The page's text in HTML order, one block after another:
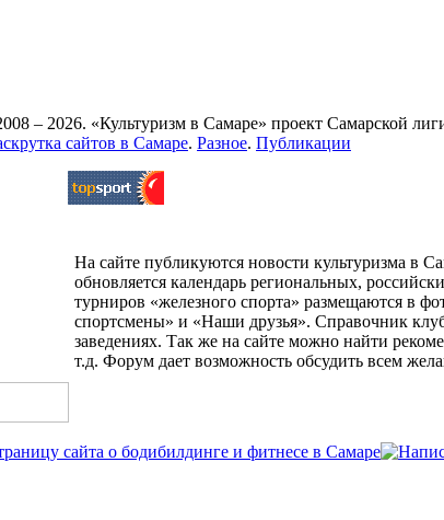
– 2026. «Культуризм в Самаре» проект Самарской
сайтов в Самаре. Разное. Публикации
На сайте публикуются новости культуризма в
обновляется календарь региональных,
турниров «железного спорта» размещаются в
спортсмены» и «Наши друзья». Справочник
заведениях. Так же на сайте можно найти
т.д. Форум дает возможность обсудить всем